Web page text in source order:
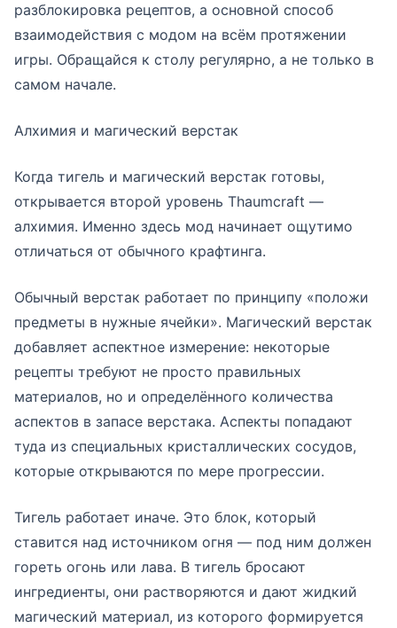
разблокировка рецептов, а основной способ
взаимодействия с модом на всём протяжении
игры. Обращайся к столу регулярно, а не только в
самом начале.
Алхимия и магический верстак
Когда тигель и магический верстак готовы,
открывается второй уровень Thaumcraft —
алхимия. Именно здесь мод начинает ощутимо
отличаться от обычного крафтинга.
Обычный верстак работает по принципу «положи
предметы в нужные ячейки». Магический верстак
добавляет аспектное измерение: некоторые
рецепты требуют не просто правильных
материалов, но и определённого количества
аспектов в запасе верстака. Аспекты попадают
туда из специальных кристаллических сосудов,
которые открываются по мере прогрессии.
Тигель работает иначе. Это блок, который
ставится над источником огня — под ним должен
гореть огонь или лава. В тигель бросают
ингредиенты, они растворяются и дают жидкий
магический материал, из которого формируется